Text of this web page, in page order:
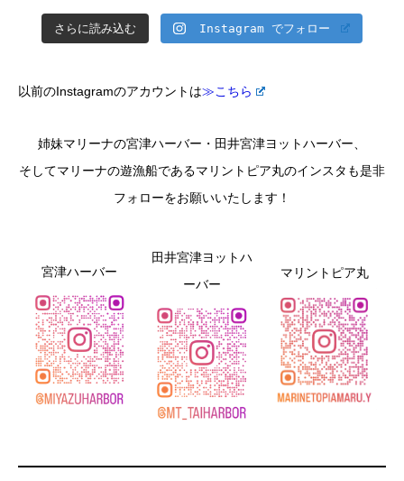
さらに読み込む Instagram でフォロー
以前のInstagramのアカウントは≫こちら
姉妹マリーナの宮津ハーバー・田井宮津ヨットハーバー、
そしてマリーナの遊漁船であるマリントピア丸のインスタも是非
フォローをお願いいたします！
宮津ハーバー
田井宮津ヨットハ
ーバー
マリントピア丸